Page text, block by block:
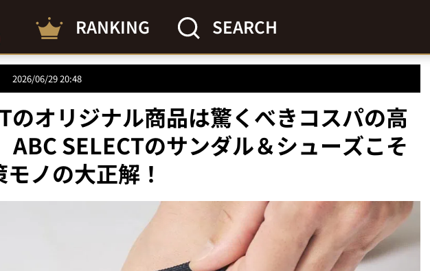
RANKING SEARCH
2026/06/29 20:48
のオリジナル商品は驚くべきコスパの高
ABC SELECTのサンダル＆シューズこそ
ノの大正解！